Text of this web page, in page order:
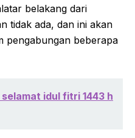
belakang dari
tidak ada, dan ini akan
pengabungan beberapa
idul fitri 1443 h